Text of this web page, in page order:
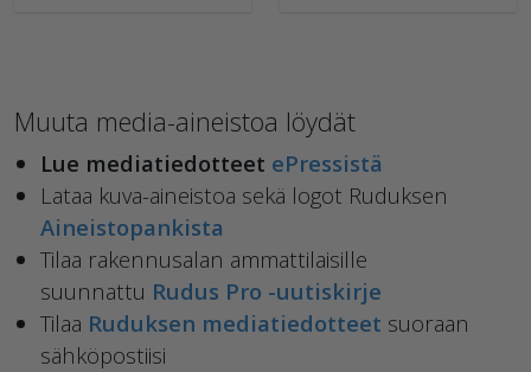
Muuta media-aineistoa löydät
Lue mediatiedotteet ePressistä
Lataa kuva-aineistoa sekä logot Ruduksen
Aineistopankista
Tilaa rakennusalan ammattilaisille
suunnattu Rudus Pro -uutiskirje
Tilaa Ruduksen mediatiedotteet suoraan
sähköpostiisi